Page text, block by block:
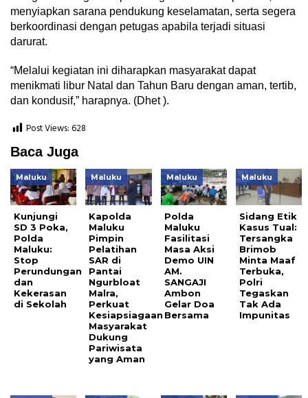
menyiapkan sarana pendukung keselamatan, serta segera
berkoordinasi dengan petugas apabila terjadi situasi
darurat.
“Melalui kegiatan ini diharapkan masyarakat dapat
menikmati libur Natal dan Tahun Baru dengan aman, tertib,
dan kondusif,” harapnya. (Dhet ).
Post Views:628
Baca Juga
Maluku
Kunjungi
SD 3 Poka,
Polda
Maluku:
Stop
Perundungan
dan
Kekerasan
di Sekolah
Maluku
Kapolda
Maluku
Pimpin
Pelatihan
SAR di
Pantai
Ngurbloat
Malra,
Perkuat
Kesiapsiagaan
Masyarakat
Dukung
Pariwisata
yang Aman
Maluku
Polda
Maluku
Fasilitasi
Masa Aksi
Demo UIN
AM.
SANGAJI
Ambon
Gelar Doa
Bersama
Maluku
Sidang Etik
Kasus Tual:
Tersangka
Brimob
Minta Maaf
Terbuka,
Polri
Tegaskan
Tak Ada
Impunitas